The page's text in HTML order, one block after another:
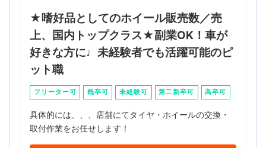
★嗜好品としてのホイール販売数／売
上、国内トップクラス★副業OK！車が
好きな方に♩未経験者でも活躍可能のピ
ット職
フリーター可 既卒可 未経験可 第二新卒可 高卒可
具体的には、、、店舗にてタイヤ・ホイールの交換・
取付作業をお任せします！